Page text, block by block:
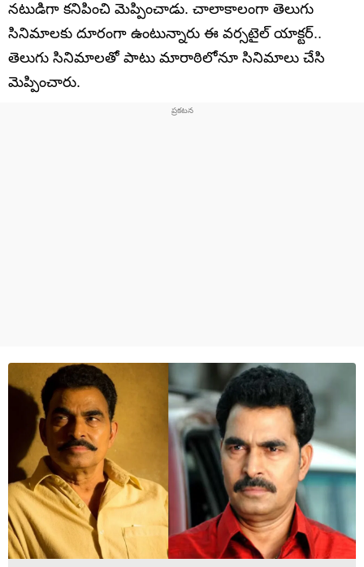
నటుడిగా కనిపించి మెప్పించాడు. చాలాకాలంగా తెలుగు
సినిమాలకు దూరంగా ఉంటున్నారు ఈ వర్సటైల్ యాక్టర్..
తెలుగు సినిమాలతో పాటు మారాఠిలోనూ సినిమాలు చేసి
మెప్పించారు.